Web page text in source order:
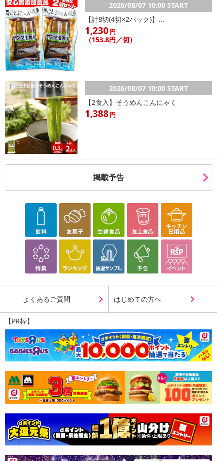
2026/08/07 10:00 START
【計8切(4切×2パック)】...
1,230円
（153.8円／切）
2026/08/07 10:00 START
【2食入】そうめんこんにゃく
1,388円
掲載予告
よくあるご質問 はじめての方へ
【PR枠】